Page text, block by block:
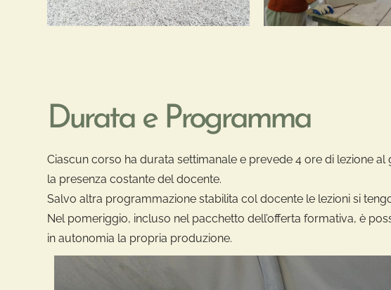
Durata e Programma
Ciascun corso ha durata settimanale e prevede 4 ore di lezione
la presenza costante del docente.
Salvo altra programmazione stabilita col docente le lezioni si
Nel pomeriggio, incluso nel pacchetto dell’offerta formativa, è
in autonomia la propria produzione.